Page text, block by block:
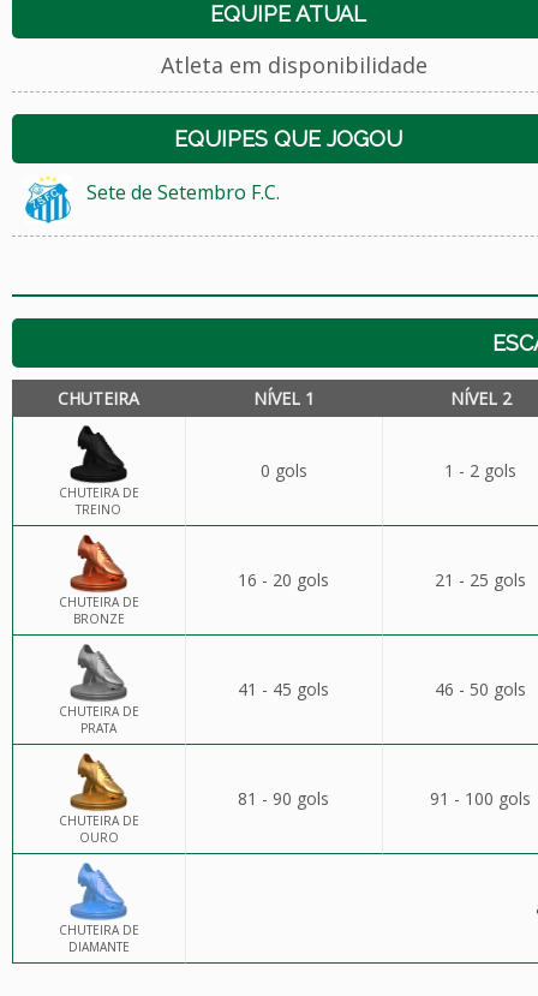
EQUIPE ATUAL
Atleta em disponibilidade
EQUIPES QUE JOGOU
Sete de Setembro F.C.
CHUTEIRA NÍVEL 1 NÍVEL 2
CHUTEIRA DE
TREINO
0 gols 1 - 2 gols
CHUTEIRA DE
BRONZE
16 - 20 gols 21 - 25 gols
CHUTEIRA DE
PRATA
41 - 45 gols 46 - 50 gols
CHUTEIRA DE
OURO
81 - 90 gols 91 - 100 gols
CHUTEIRA DE
DIAMANTE